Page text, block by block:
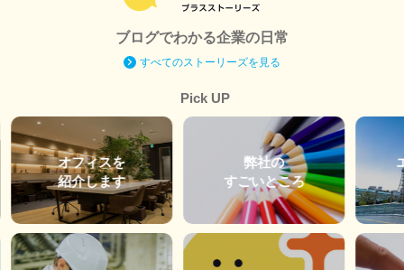
ブログでわかる企業の日常
すべてのストーリーズを見る
Pick UP
オフィスを
紹介します
弊社の
すごいところ